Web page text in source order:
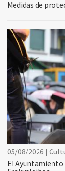
Medidas de
05/08/2026 |
El Ayuntamiento